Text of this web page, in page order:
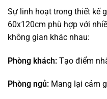
Sự linh hoạt trong thiết kế
60x120cm phù hợp với
không gian khác nhau:
Phòng khách: Tạo điểm
Phòng ngủ: Mang lại cảm